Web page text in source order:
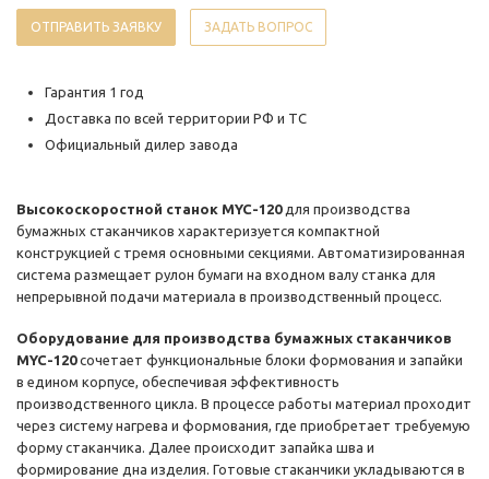
ОТПРАВИТЬ ЗАЯВКУ ЗАДАТЬ ВОПРОС
Гарантия 1 год
Доставка по всей территории РФ и ТС
Официальный дилер завода
Высокоскоростной станок MYC-120для производства
бумажных стаканчиков характеризуется компактной
конструкцией с тремя основными секциями. Автоматизированная
система размещает рулон бумаги на входном валу станка для
непрерывной подачи материала в производственный процесс.
Оборудование для производства бумажных стаканчиков
MYC-120сочетает функциональные блоки формования и запайки
в едином корпусе, обеспечивая эффективность
производственного цикла. В процессе работы материал проходит
через систему нагрева и формования, где приобретает требуемую
форму стаканчика. Далее происходит запайка шва и
формирование дна изделия. Готовые стаканчики укладываются в